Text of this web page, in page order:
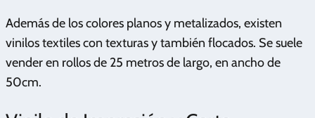
Además de los colores planos y metalizados, existen
vinilos textiles con texturas y también flocados. Se suele
vender en rollos de 25 metros de largo, en ancho de
50cm.